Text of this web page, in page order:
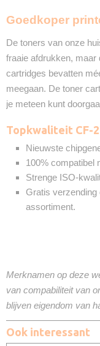
Recyclebaar
Goedkoper
De toners van onze
fraaie afdrukken, maar
cartridges bevatten
meegaan. De toner
je meteen kunt
Topkwaliteit CF-
Nieuwste
100% compatibel
Strenge ISO-
Gratis verzending
assortiment.
Merknamen op deze
van compabiliteit van
blijven eigendom van
Ook interessant